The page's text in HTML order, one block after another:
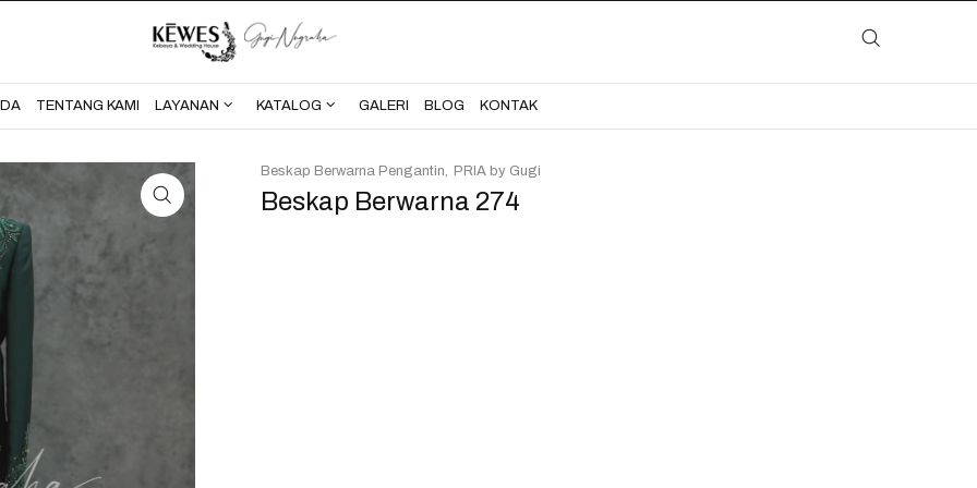
BERANDA KONTAK
TENTANG KAMI LAYANAN KATALOG GALERI BLOG KONTAK
Beskap Berwarna 274
Beskap Berwarna Pengantin PRIA by Gugi